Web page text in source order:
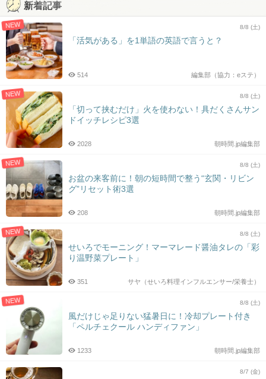
新着記事
NEW 8/8 (土)
「活気がある」を1単語の英語で言うと？
編集部（協力：eステ）
514
NEW 8/8 (土)
「切って挟むだけ」火を使わない！具だくさんサン
ドイッチレシピ3選
朝時間.jp編集部
2028
NEW 8/8 (土)
お盆の来客前に！朝の短時間で整う“玄関・リビン
グ”リセット術3選
朝時間.jp編集部
208
NEW 8/8 (土)
せいろでモーニング！マーマレード醤油タレの「彩
り温野菜プレート」
サヤ（せいろ料理インフルエンサー/栄養士）
351
NEW 8/8 (土)
風だけじゃ足りない猛暑日に！冷却プレート付き
「ペルチェクール ハンディファン」
朝時間.jp編集部
1233
8/7 (金)